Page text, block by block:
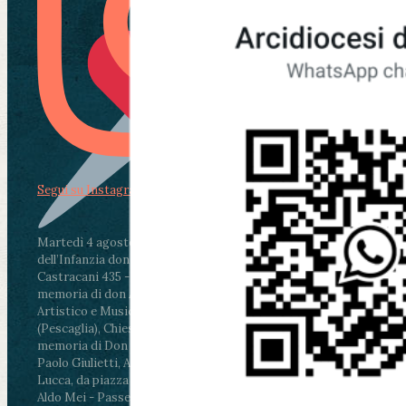
Martedì 4 agosto2026
ore 11:30 - Lucca, Scuola
dell’Infanzia don Aldo Mei - Viale Castruccio
Castracani 435 - Inaugurazione murales in
memoria di don Aldo Mei curato dal Liceo
Artistico e Musicale “Passaglia”
ore 18 - Fiano
(Pescaglia), Chiesa parrocchiale - Messa in
memoria di Don Aldo Mei celebrata da mons.
Paolo Giulietti, Arcivescovo di Lucca
ore 20.30 -
Lucca, da piazza San Michele al Cippo di don
Aldo Mei - Passeggiata della Memoria in alcuni
Segui su Instagram